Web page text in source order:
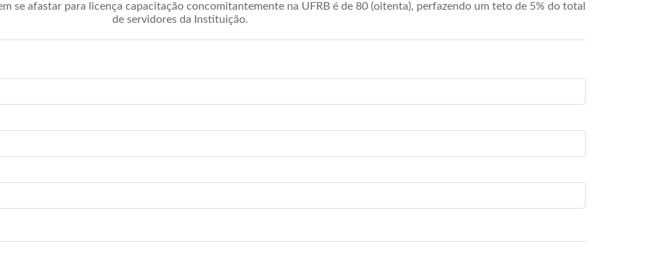
se afastar para licença capacitação concomitantemente na UFRB é de 80 (oitenta), perfazendo um teto de 5% do total
de servidores da Instituição.